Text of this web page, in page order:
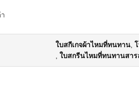
ใบสกีเกจผ้าไหมที่ทนทาน
ใบสกรีนไหมที่ทนทานสาร